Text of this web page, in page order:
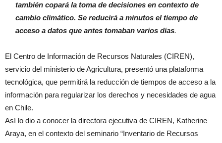
también copará la toma de decisiones en contexto de
cambio climático. Se reducirá a minutos el tiempo de
acceso a datos que antes tomaban varios días.
El Centro de Información de Recursos Naturales (CIREN),
servicio del ministerio de Agricultura, presentó una plataforma
tecnológica, que permitirá la reducción de tiempos de acceso a la
información para regularizar los derechos y necesidades de agua
en Chile.
Así lo dio a conocer la directora ejecutiva de CIREN, Katherine
Araya, en el contexto del seminario “Inventario de Recursos